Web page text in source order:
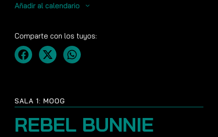
SALA 1: MOOG
REBEL BUNNIE
Añadir al calendario
Comparte con los tuyos: